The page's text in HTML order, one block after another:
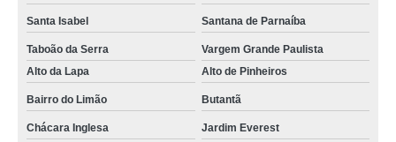
Santa Isabel Santana de Parnaíba
Taboão da Serra
Vargem Grande Paulista
Alto da Lapa
Alto de Pinheiros
Bairro do Limão Butantã
Chácara Inglesa Jardim Everest